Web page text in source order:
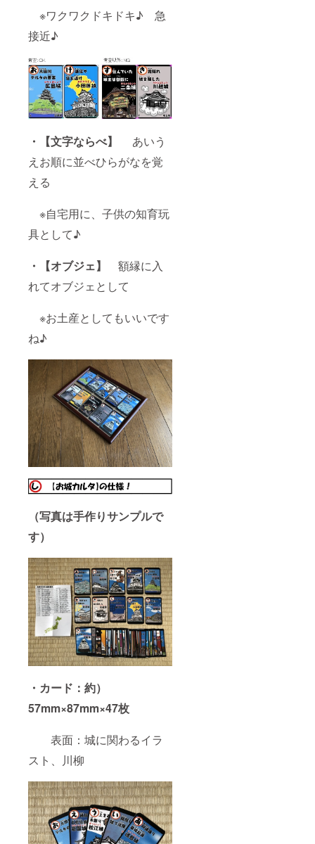
※ワクワクドキドキ♪ 急
接近♪
・【文字ならべ】 あいう
えお順に並べひらがなを覚
える
※自宅用に、子供の知育玩
具として♪
・【オブジェ】 額縁に入
れてオブジェとして
※お土産としてもいいです
ね♪
（写真は手作りサンプルで
す）
・カード：約）
57mm×87mm×47枚
表面：城に関わるイラ
スト、川柳